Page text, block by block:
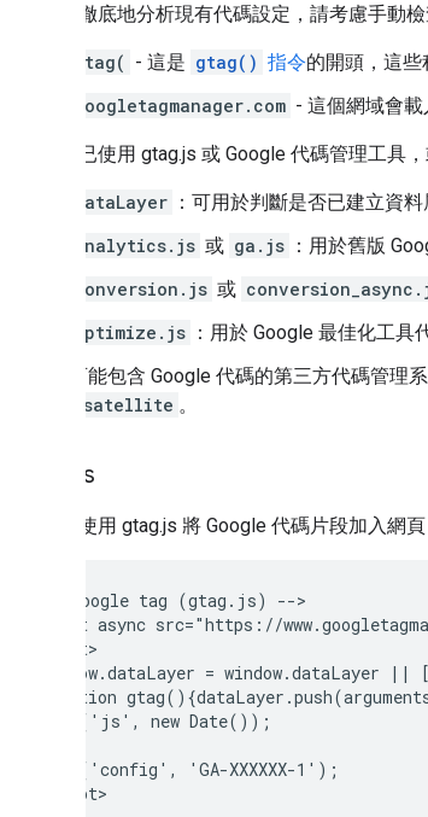
如要更徹底地分析現有代碼設定，請考慮手動
gtag( - 這是 gtag() 指令的開頭，這些
googletagmanager.com - 這個網域會載
如果您已使用 gtag.js 或 Google 代碼管理工具
dataLayer ：可用於判斷是否已建立資
analytics.js 或 ga.js ：用於舊版
conversion.js 或
optimize.js ：用於 Google 最佳化工具
可能包含 Google 代碼的第三方代碼管
_satellite 。
js
如果您使用 gtag.js 將 Google 代碼片段加入網
  <!-- Google tag (gtag.js) -->
<script async src="https://
  <script>
window.dataLayer = window.dataLayer ||
function
    gtag('js', new Date());
    gtag('config', 'GA-XXXXXX-1');